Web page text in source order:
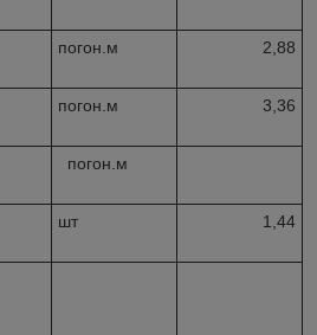
погон.м 2,88
погон.м 3,36
погон.м
шт 1,44